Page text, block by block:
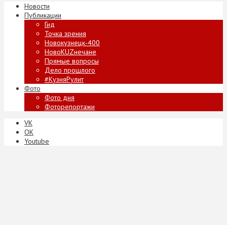
Новости
Публикации
Гид
Точка зрения
Новокузнецк-400
НовоKUZнечане
Прямые вопросы
Дело прошлого
#КузняРулит
Фото
Фото дня
Фоторепортажи
VK
ОК
Youtube